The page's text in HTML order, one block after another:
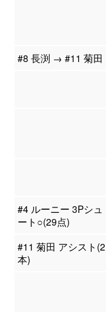
#8 長渕 → #11 菊田
#4 ルーニー 3Pシュ
ート○(29点)
#11 菊田 アシスト(2
本)